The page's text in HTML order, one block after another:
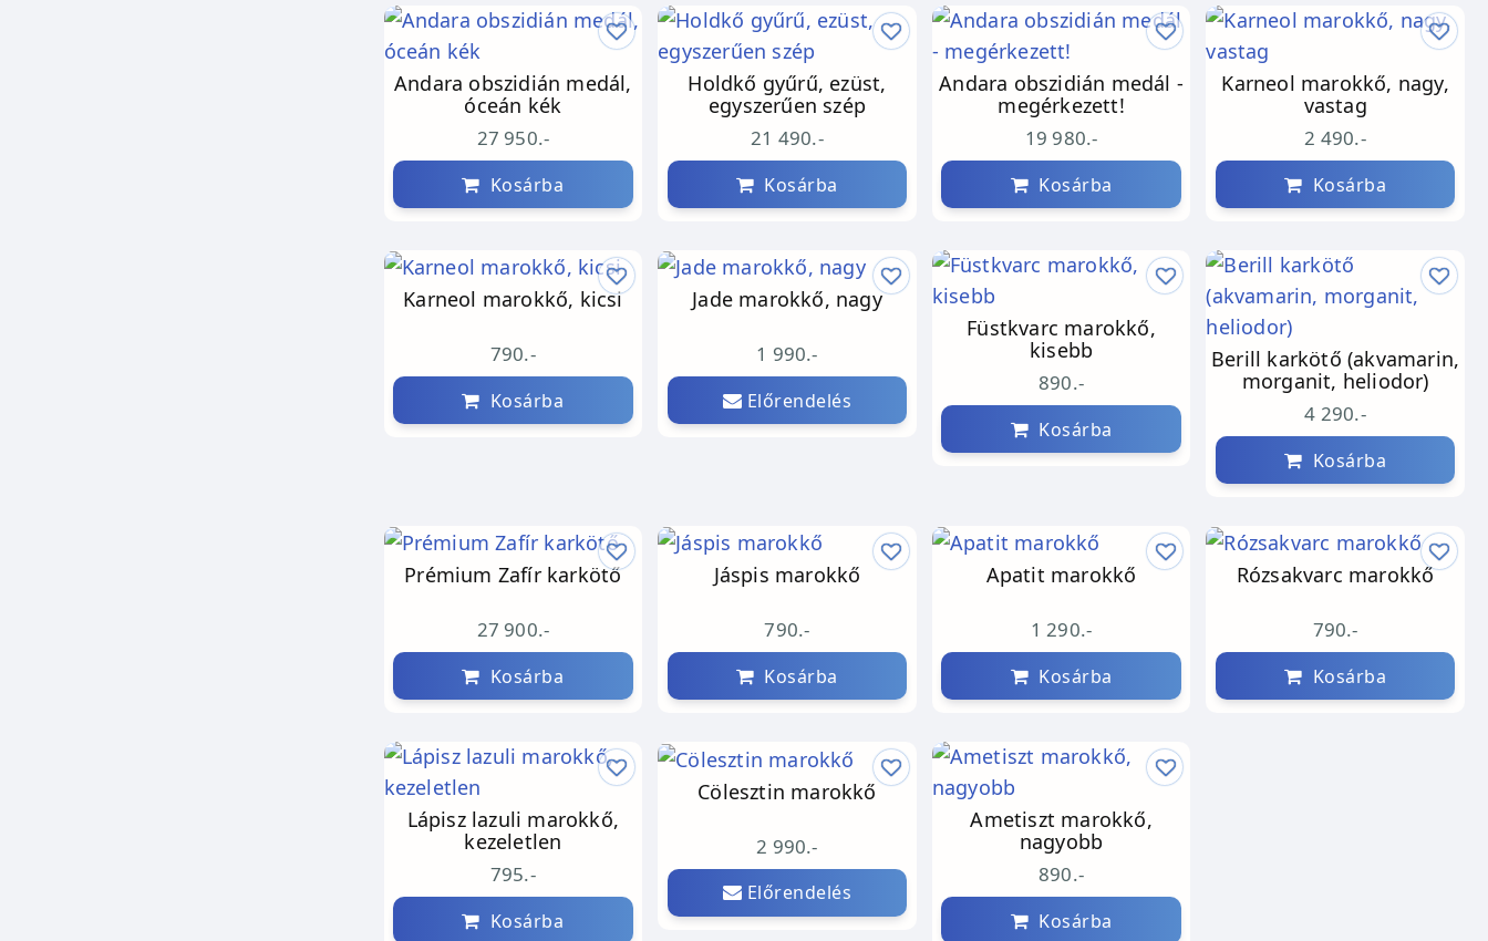
Andara obszidián medál,
óceán kék
27 950.-
Kosárba
Holdkő gyűrű, ezüst,
egyszerűen szép
21 490.-
Kosárba
Andara obszidián medál -
megérkezett!
19 980.-
Kosárba
Karneol marokkő, nagy,
vastag
2 490.-
Kosárba
Karneol marokkő, kicsi
790.-
Kosárba
Jade marokkő, nagy
1 990.-
Előrendelés
Füstkvarc marokkő,
kisebb
890.-
Kosárba
Berill karkötő (akvamarin,
morganit, heliodor)
4 290.-
Kosárba
Prémium Zafír karkötő
27 900.-
Kosárba
Jáspis marokkő
790.-
Kosárba
Apatit marokkő
1 290.-
Kosárba
Rózsakvarc marokkő
790.-
Kosárba
Lápisz lazuli marokkő,
kezeletlen
795.-
Kosárba
Cölesztin marokkő
2 990.-
Előrendelés
Ametiszt marokkő,
nagyobb
890.-
Kosárba